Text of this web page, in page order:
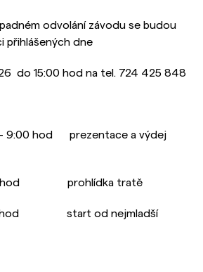
odvolání závodu se budou
přihlášených dne
do 15:00 hod na tel. 724 425 848
hod prezentace a výdej
prohlídka tratě
od nejmladší